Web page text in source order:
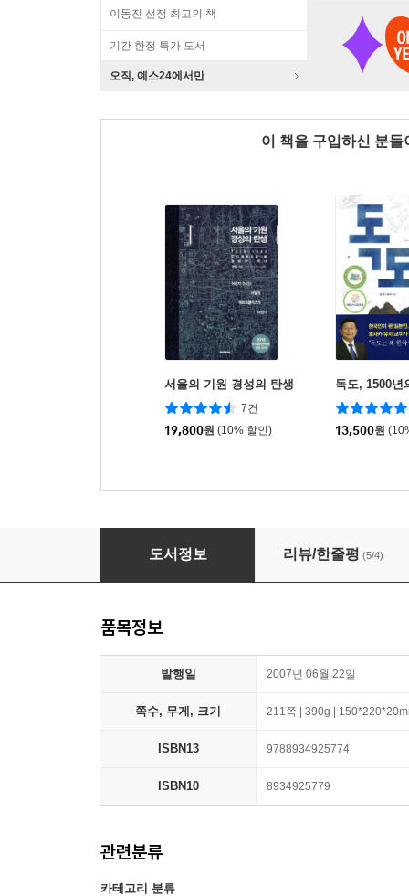
이동진 선정 최고의 책
기간 한정 특가 도서
오직, 예스24에서만
이 책을 구입하신 분
서울의 기원 경성의 탄생
7건
19,800원 (10% 할인)
독도, 1500년
13,500원
조선 선비와 일본 사무라이
도서정보 리뷰/한줄평 (5/4)
품목정보
발행일 2007년 06월 22일
쪽수, 무게, 크기 211쪽 | 390g |
ISBN13 9788934925774
ISBN10 8934925779
관련분류
카테고리 분류